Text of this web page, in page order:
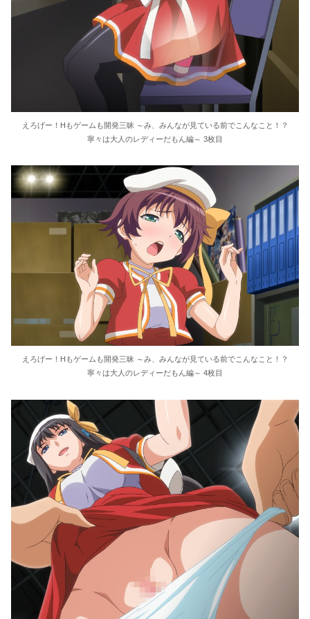
えろげー！Hもゲームも開発三昧 ～み、みんなが見ている前でこんなこと！？
寧々は大人のレディーだもん編～ 3枚目
えろげー！Hもゲームも開発三昧 ～み、みんなが見ている前でこんなこと！？
寧々は大人のレディーだもん編～ 4枚目